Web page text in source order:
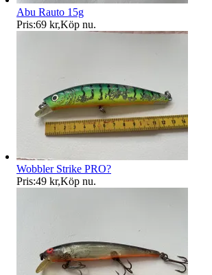
Abu Rauto 15g
Pris:69 kr,Köp nu.
Wobbler Strike PRO?
Pris:49 kr,Köp nu.